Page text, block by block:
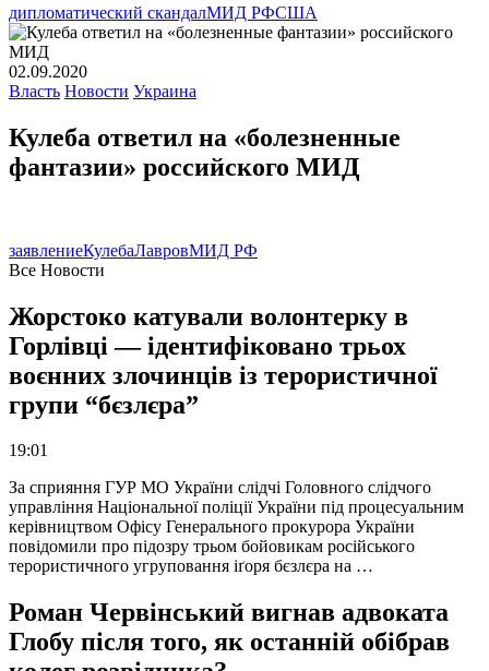
дипломатический скандалМИД РФСША
02.09.2020
Власть Новости Украина
Кулеба ответил на «болезненные
фантазии» российского МИД
заявлениеКулебаЛавровМИД РФ
Все Новости
Жорстоко катували волонтерку в
Горлівці — ідентифіковано трьох
воєнних злочинців із терористичної
групи “бєзлєра”
19:01
За сприяння ГУР МО України слідчі Головного слідчого
управління Національної поліції України під процесуальним
керівництвом Офісу Генерального прокурора України
повідомили про підозру трьом бойовикам російського
терористичного угруповання іґоря бєзлєра на …
Роман Червінський вигнав адвоката
Глобу після того, як останній обібрав